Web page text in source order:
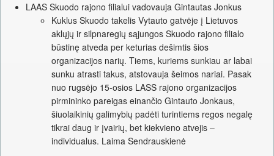
LAAS Skuodo rajono filialui vadovauja Gintautas Jonkus
Kuklus Skuodo takelis Vytauto gatvėje į Lietuvos
aklųjų ir silpnaregių sąjungos Skuodo rajono filialo
būstinę atveda per keturias dešimtis šios
organizacijos narių. Tiems, kuriems sunkiau ar labai
sunku atrasti takus, atstovauja šeimos nariai. Pasak
nuo rugsėjo 15-osios LASS rajono organizacijos
pirmininko pareigas einančio Gintauto Jonkaus,
šiuolaikinių galimybių padėti turintiems regos negalę
tikrai daug ir įvairių, bet kiekvieno atvejis –
individualus. Laima Sendrauskienė